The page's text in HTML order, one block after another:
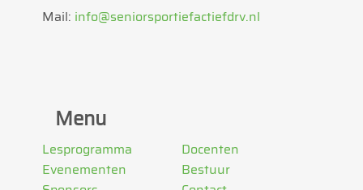
Mail: info@seniorsportiefactiefdrv.nl
Menu
Lesprogramma
Evenementen
Docenten
Bestuur